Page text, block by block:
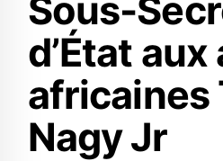
Sous-
d’État
africaines
Nagy Jr